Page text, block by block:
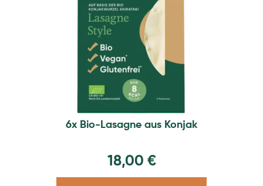
6x Bio-Lasagne aus Konjak
18,00 €